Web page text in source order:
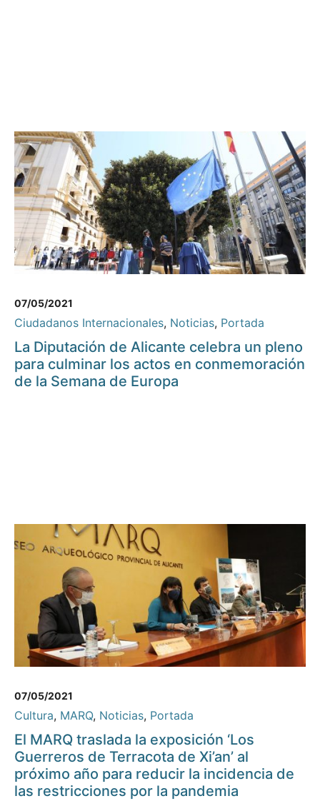
07/05/2021
Ciudadanos Internacionales, Noticias, Portada
La Diputación de Alicante celebra un pleno
para culminar los actos en conmemoración
de la Semana de Europa
07/05/2021
Cultura, MARQ, Noticias, Portada
El MARQ traslada la exposición ‘Los
Guerreros de Terracota de Xi’an’ al
próximo año para reducir la incidencia de
las restricciones por la pandemia